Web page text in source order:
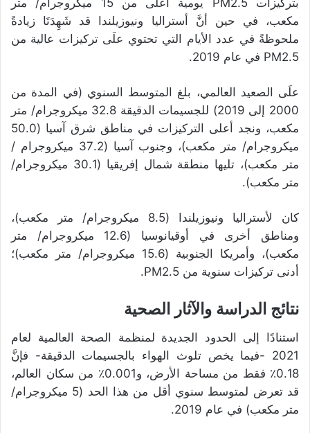
بتركيزات PM2.5 يومية أعلى من 15 ميكروجرام/ متر
مكعب، في حين أنَّ أستراليا ونيوزيلندا قد شَهِدَتَا زيادةً
ملحوظةً في عدد الأيام التي تحتوي علَى تركيزات عالية من
PM2.5 في عام 2019.
علَى الصعيد العالمي، بلغ المتوسط السنوي (في المدة من
2000 إلى 2019) للجسيمات الدقيقة 32.8 ميكروجرام/ متر
مكعب، ونجد أعلى التركيزات في مناطق شرق آسيا (50.0
ميكروجرام/ متر مكعب)، وجنوب آسيا (37.2 ميكروجرام /
متر مكعب)، تليها منطقة شمال إفريقيا (30.1 ميكروجرام/
متر مكعب).
كان لأستراليا ونيوزيلندا (8.5 ميكروجرام/ متر مكعب)،
ومناطق أخرى في أوقيانوسيا (12.6 ميكروجرام/ متر
مكعب)، وأمريكا الجنوبية (15.6 ميكروجرام/ متر مكعب)؛
أدنى تركيزات سنوية من PM2.5.
نتائج الدراسة والآثار الصحية
استنادًا إلى الحدود الجديدة لمنظمة الصحة العالمية لعام
2021 -فيما يخص تلوث الهواء بالجسيمات الدقيقة- فإنَّ
0.18٪ فقط من مساحة الأرض، و0.001٪ من سكان العالم،
قد تعرض لمتوسط سنوي أقل من هذا الحد (5 ميكروجرام/
متر مكعب) في عام 2019.